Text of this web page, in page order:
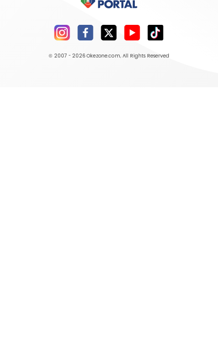
© 2007 - 2026 Okezone.com, All Rights Reserved